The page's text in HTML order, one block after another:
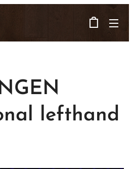
lefthand